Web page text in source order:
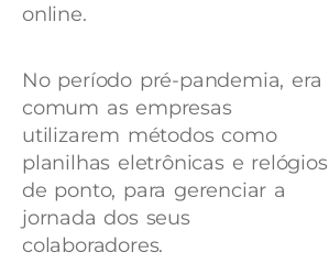
online.
No período pré-pandemia, era
comum as empresas
utilizarem métodos como
planilhas eletrônicas e relógios
de ponto, para gerenciar a
jornada dos seus
colaboradores.